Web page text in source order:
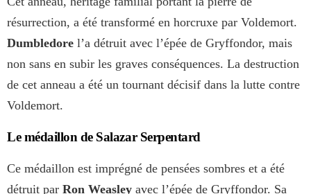
résurrection, a été transformé en horcruxe par Voldemort.
Dumbledore l’a détruit avec l’épée de Gryffondor, mais
non sans en subir les graves conséquences. La destruction
de cet anneau a été un tournant décisif dans la lutte contre
Voldemort.
Le médaillon de Salazar Serpentard
Ce médaillon est imprégné de pensées sombres et a été
détruit par Ron Weasley avec l’épée de Gryffondor. Sa